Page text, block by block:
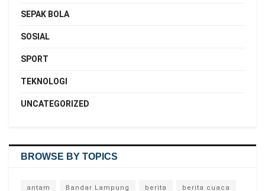
SEPAK BOLA
SOSIAL
SPORT
TEKNOLOGI
UNCATEGORIZED
BROWSE BY TOPICS
antam Bandar Lampung berita berita cuaca